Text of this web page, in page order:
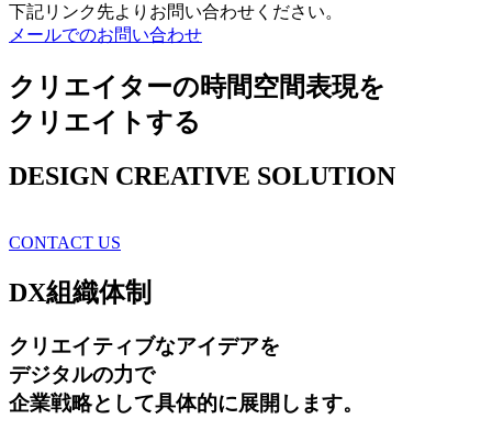
下記リンク先よりお問い合わせください。
メールでのお問い合わせ
クリエイターの時間空間表現を
クリエイトする
DESIGN CREATIVE SOLUTION
CONTACT US
DX組織体制
クリエイティブなアイデアを
デジタルの力で
企業戦略として具体的に展開します。